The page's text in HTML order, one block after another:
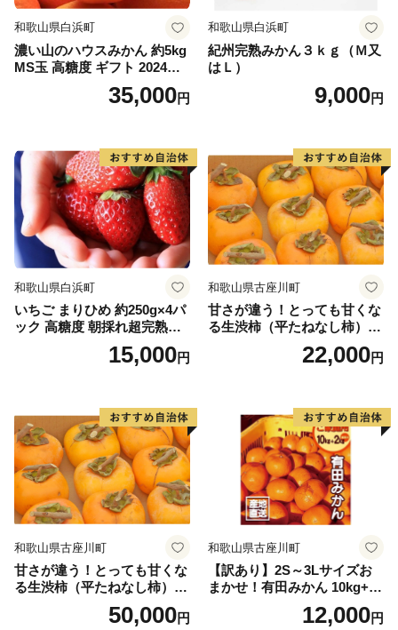
和歌山県白浜町
濃い山のハウスみかん 約5kg
MS玉 高糖度 ギフト 2024年7
35,000円
和歌山県白浜町
紀州完熟みかん３ｋｇ（Ｍ又
はＬ）
9,000円
和歌山県白浜町
いちご まりひめ 約250g×4パ
ック 高糖度 朝採れ超完熟ま
りひめ 1月以降発送分
15,000円
和歌山県古座川町
甘さが違う！とっても甘くな
る生渋柿（平たねなし柿）吊
ップ付約4.5～5kg 約24～30
22,000円
和歌山県古座川町
甘さが違う！とっても甘くな
る生渋柿（平たねなし柿）吊
ップ付約14.5～15kg 約60～
50,000円
和歌山県古座川町
【訳あり】2S～3Lサイズお
まかせ！有田みかん 10kg+2k
g保証分 11月から12月下旬ま
でに順次発送致します。 / 訳
12,000円